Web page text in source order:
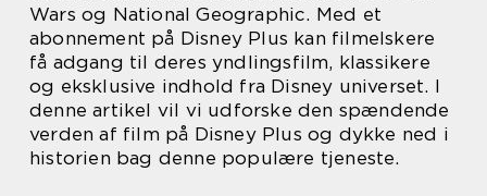
Wars og National Geographic. Med et
abonnement på Disney Plus kan filmelskere
få adgang til deres yndlingsfilm, klassikere
og eksklusive indhold fra Disney universet. I
denne artikel vil vi udforske den spændende
verden af film på Disney Plus og dykke ned i
historien bag denne populære tjeneste.